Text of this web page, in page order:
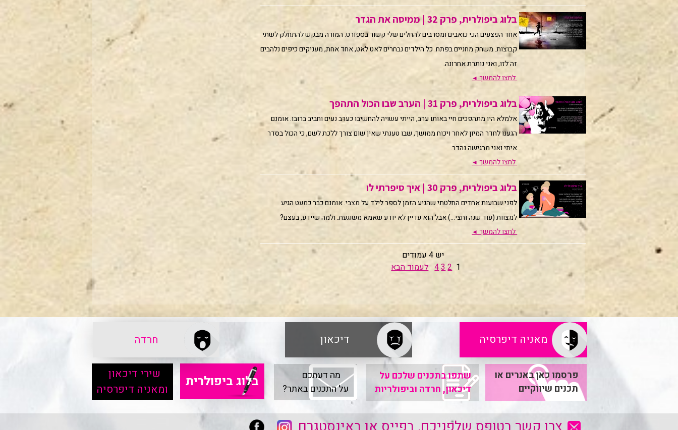
בלוג ביפולרית, פרק 32 | ממיסה את הגדר
אחד הפצעים הכי כואבים ומסרבים להחלים שלי קשור בספורט. המורה מבקש להתחלק לשתי
קבוצות. משחק מחניים בפתח. כל הילדים נבחרים לאט לאט, אחד אחת, מעניקים כיפים נלהבים
זה לזו, ואני נותרת אחרונה.
לחצו להמשך ◄
בלוג ביפולרית, פרק 31 | הערב שבו הכול התהפך
אלמלא היו מתהפכים חיי באותו ערב, הייתי עשויה להחשיבו כערב נעים וחביב ברובו. אומנם
הגענו לחדר המיון לאחר ויכוח ממושך, שבו טענתי שאין שום צורך ללכת לשם, כי הכול בסדר
איתי ואני מרגישה נהדר.
לחצו להמשך ◄
בלוג ביפולרית, פרק 30 | איך סיפרתי לו
לפני שבועות אחדים החלטתי שהגיע הזמן לספר לילד על מצבי. אומנם כבר כמעט הגיע
למצוות (עוד שנה וחצי...) אבל הוא עדיין לא יודע שאמא משוגעת. ולמה שיידע, בעצם?
לחצו להמשך ◄
יש 4 עמודים
1
2
3
4 לעמוד הבא
מה דעתכם
על התכנים באתר?
בלוג ביפולרית
שירי דיכאון
ומאניה דיפרסיה
דיכאון מאניה דיפרסיה חרדה
פרסמו כאן באנרים או
תכנים שיווקיים
שתפו בתכנים שלכם על
דיכאון, חרדה וביפולריות